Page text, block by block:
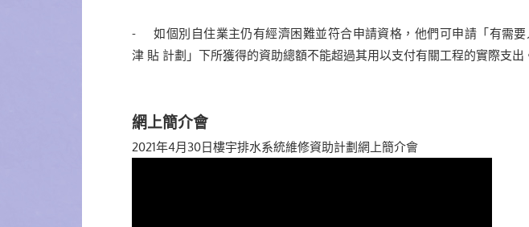
- 如個別自住業主仍有經濟困難並符合申請資格，他們可申請「有需
津 貼 計劃」下所獲得的資助總額不能超過其用以支付有關工程的實際支出
網上簡介會
2021年4月30日樓宇排水系統維修資助計劃網上簡介會